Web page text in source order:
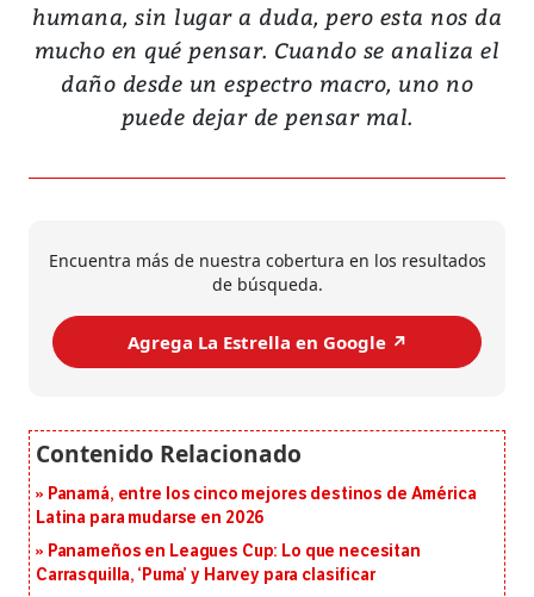
humana, sin lugar a duda, pero esta nos da
mucho en qué pensar. Cuando se analiza el
daño desde un espectro macro, uno no
puede dejar de pensar mal.
Encuentra más de nuestra cobertura en los resultados
de búsqueda.
Agrega La Estrella en Google ↗️
Panamá, entre los cinco mejores destinos de América
Latina para mudarse en 2026
Panameños en Leagues Cup: Lo que necesitan
Carrasquilla, ‘Puma’ y Harvey para clasificar